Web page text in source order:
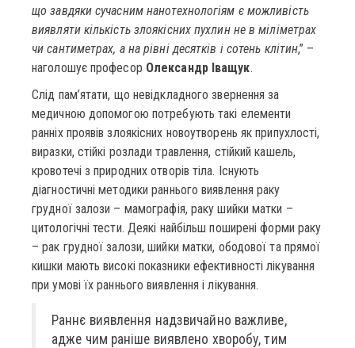
що завдяки сучасним нанотехнологіям є можливість
виявляти кількість злоякісних пухлин не в міліметрах
чи сантиметрах, а на рівні десятків і сотень клітин,” –
наголошує професор Олександр Іващук.
Слід пам’ятати, що невідкладного звернення за
медичною допомогою потребують такі елементи
ранніх проявів злоякісних новоутворень як припухлості,
виразки, стійкі розлади травлення, стійкий кашель,
кровотечі з природних отворів тіла. Існують
діагностичні методики раннього виявлення раку
грудної залози – мамографія, раку шийки матки –
цитологічні тести. Деякі найбільш поширені форми раку
– рак грудної залози, шийки матки, ободової та прямої
кишки мають високі показники ефективності лікування
при умові їх раннього виявлення і лікування.
Раннє виявлення надзвичайно важливе,
адже чим раніше виявлено хворобу, тим